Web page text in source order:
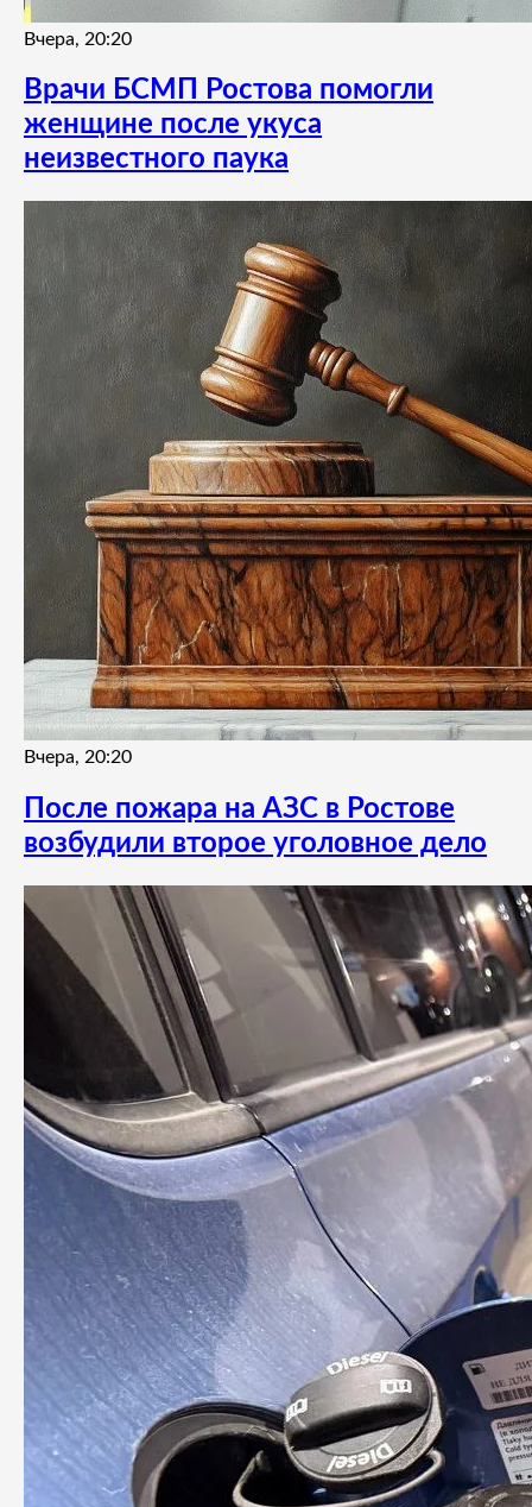
Вчера, 20:20
Врачи БСМП Ростова помогли
женщине после укуса
неизвестного паука
Вчера, 20:20
После пожара на АЗС в Ростове
возбудили второе уголовное дело